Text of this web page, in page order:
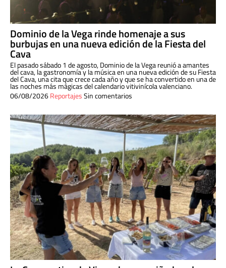
Dominio de la Vega rinde homenaje a sus
burbujas en una nueva edición de la Fiesta del
Cava
El pasado sábado 1 de agosto, Dominio de la Vega reunió a amantes
del cava, la gastronomía y la música en una nueva edición de su Fiesta
del Cava, una cita que crece cada año y que se ha convertido en una de
las noches más mágicas del calendario vitivinícola valenciano.
06/08/2026ReportajesSin comentarios